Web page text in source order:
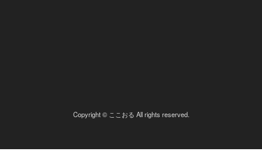
Copyright © ここおる All rights reserved.